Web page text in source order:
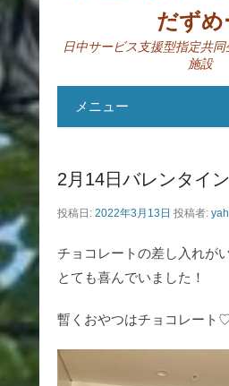
だずめ
日中サービス支援型指定共
施設
メニュー
2月14日バレンタイ
投稿日: 2022年3月13日 投稿者:
チョコレートの差し入れが
とても喜んでいました！
暫くおやつはチョコレート